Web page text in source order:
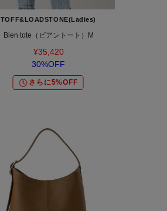
TOFF&LOADSTONE(Ladies)
Bien tote（ビアントート）M
¥35,420
30%OFF
さらに5%OFF